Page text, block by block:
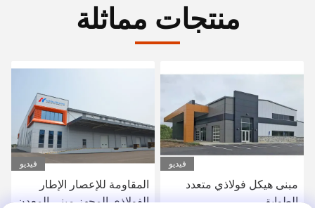
منتجات مماثلة
فيديو
مبنى هيكل فولاذي متعدد
الطوابق
فيديو
المقاومة للإعصار الإطار
الفولاذي المجهز مبنى المعدن